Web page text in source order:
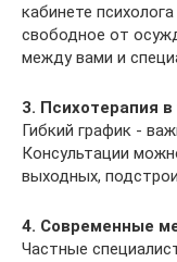
кабинете
свободное от
между вами и
3. Психотерапия
Гибкий график -
Консультации
выходных,
4. Современные
Частные